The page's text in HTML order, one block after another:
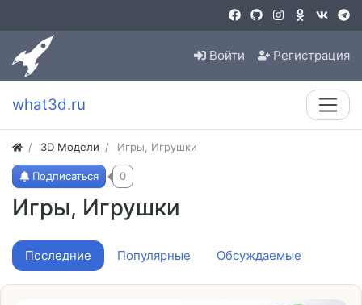
Войти Регистрация
what3d.ru
3D Модели Игры, Игрушки
Игры, Игрушки
Подписаться 0
Последние Популярные Обсуждаемые